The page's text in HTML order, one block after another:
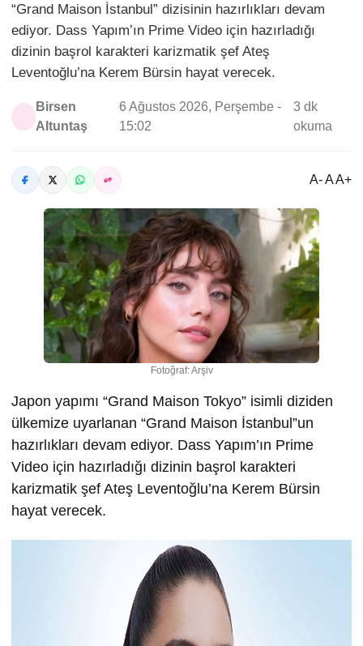
“Grand Maison İstanbul” dizisinin hazırlıkları devam
ediyor. Dass Yapım’ın Prime Video için hazırladığı
dizinin başrol karakteri karizmatik şef Ateş
Leventoğlu’na Kerem Bürsin hayat verecek.
Birsen
Altuntaş
6 Ağustos 2026, Perşembe -
15:02
3 dk
okuma
A- A A+
Fotoğraf: Arşiv
Japon yapımı “Grand Maison Tokyo” isimli diziden
ülkemize uyarlanan “Grand Maison İstanbul”un
hazırlıkları devam ediyor. Dass Yapım’ın Prime
Video için hazırladığı dizinin başrol karakteri
karizmatik şef Ateş Leventoğlu’na Kerem Bürsin
hayat verecek.